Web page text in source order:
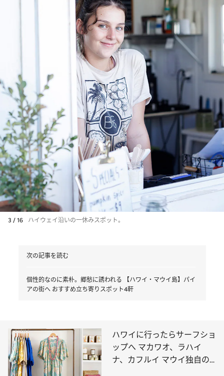
3 / 16 ハイウェイ沿いの一休みスポット。
次の記事を読む
個性的なのに素朴。郷愁に誘われる 【ハワイ・マウイ島】パイ
アの街へ おすすめ立ち寄りスポット4軒
ハワイに行ったらサーフショ
ップへ マカワオ、ラハイ
ナ、カフルイ マウイ独自の